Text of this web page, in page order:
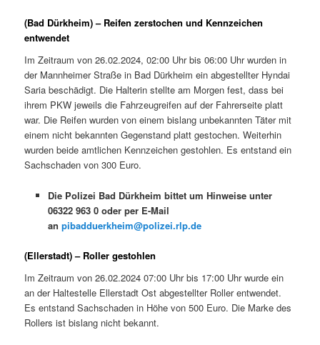
(Bad Dürkheim) – Reifen zerstochen und Kennzeichen
entwendet
Im Zeitraum von 26.02.2024, 02:00 Uhr bis 06:00 Uhr wurden in
der Mannheimer Straße in Bad Dürkheim ein abgestellter Hyndai
Saria beschädigt. Die Halterin stellte am Morgen fest, dass bei
ihrem PKW jeweils die Fahrzeugreifen auf der Fahrerseite platt
war. Die Reifen wurden von einem bislang unbekannten Täter mit
einem nicht bekannten Gegenstand platt gestochen. Weiterhin
wurden beide amtlichen Kennzeichen gestohlen. Es entstand ein
Sachschaden von 300 Euro.
Die Polizei Bad Dürkheim bittet um Hinweise unter
06322 963 0 oder per E-Mail
an pibadduerkheim@polizei.rlp.de
(Ellerstadt) – Roller gestohlen
Im Zeitraum von 26.02.2024 07:00 Uhr bis 17:00 Uhr wurde ein
an der Haltestelle Ellerstadt Ost abgestellter Roller entwendet.
Es entstand Sachschaden in Höhe von 500 Euro. Die Marke des
Rollers ist bislang nicht bekannt.